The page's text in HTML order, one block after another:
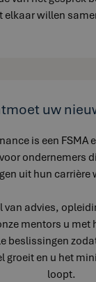
elkaar willen
uw
is een FSMA
ondernemers
uit hun carrière
van advies,
mentors u met
beslissingen
groeit en u het
loopt.